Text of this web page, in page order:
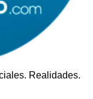
Realidades.